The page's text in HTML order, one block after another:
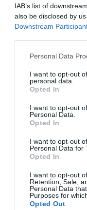
IAB’s list of
also be disclosed by
Downstream
Personal Data
I want to opt-out
personal data.
Opted In
I want to opt-out
Personal Data.
Opted In
I want to opt-out
Personal Data for
Opted In
I want to opt-out
Retention, Sale,
Personal Data
Purposes for
Opted Out
Les